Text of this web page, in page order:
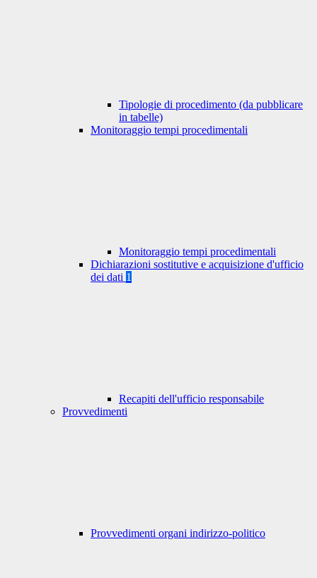
Tipologie di procedimento (da pubblicare
in tabelle)
Monitoraggio tempi procedimentali
Monitoraggio tempi procedimentali
Dichiarazioni sostitutive e acquisizione d'ufficio
dei dati 1
Recapiti dell'ufficio responsabile
Provvedimenti
Provvedimenti organi indirizzo-politico